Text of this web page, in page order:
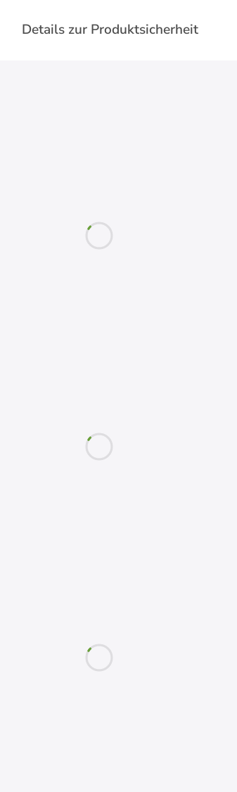
Details zur Produktsicherheit